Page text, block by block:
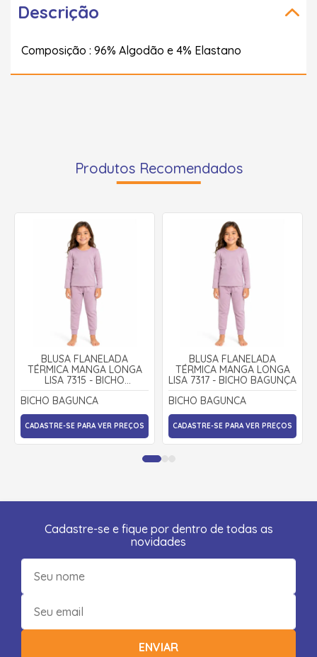
Descrição
Composição : 96% Algodão e 4% Elastano
Produtos Recomendados
BLUSA FLANELADA
TÉRMICA MANGA LONGA
LISA 7315 - BICHO
BAGUNÇA
BICHO BAGUNCA
CADASTRE-SE PARA VER PREÇOS
BLUSA FLANELADA
TÉRMICA MANGA LONGA
LISA 7317 - BICHO BAGUNÇA
BICHO BAGUNCA
CADASTRE-SE PARA VER PREÇOS
Cadastre-se e fique por dentro de todas as
novidades
ENVIAR